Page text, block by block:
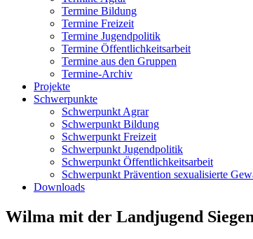
Termine Bildung
Termine Freizeit
Termine Jugendpolitik
Termine Öffentlichkeitsarbeit
Termine aus den Gruppen
Termine-Archiv
Projekte
Schwerpunkte
Schwerpunkt Agrar
Schwerpunkt Bildung
Schwerpunkt Freizeit
Schwerpunkt Jugendpolitik
Schwerpunkt Öffentlichkeitsarbeit
Schwerpunkt Prävention sexualisierte
Downloads
Wilma mit der Landjugend